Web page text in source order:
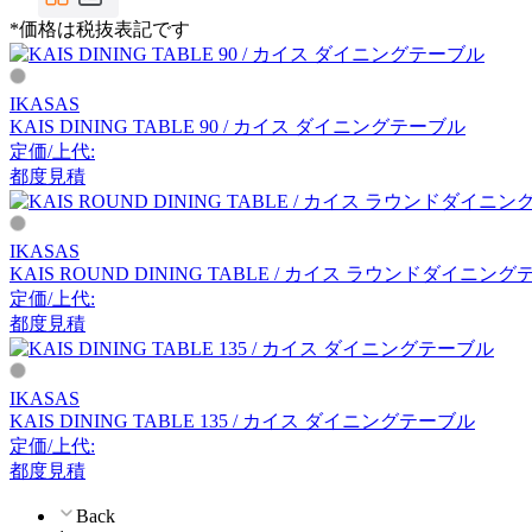
CondeHouse
カンディハウス
CRUSH CRASH PROJECT
クラッシュクラッシュプ
DAN-FORM
ダンフォーム
DeVorm
デフォルム
*価格は税抜表記です
IKASAS
KAIS DINING TABLE 90 / カイス ダイニングテーブル
定価/上代:
都度見積
IKASAS
KAIS ROUND DINING TABLE / カイス ラウンドダイニング
定価/上代:
都度見積
IKASAS
KAIS DINING TABLE 135 / カイス ダイニングテーブル
定価/上代:
都度見積
Back